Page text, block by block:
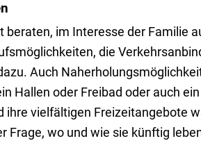
beraten, im Interesse der Familie
die
Auch
Hallen oder Freibad oder auch
vielfältigen Freizeitangebote
Frage, wo und wie sie künftig